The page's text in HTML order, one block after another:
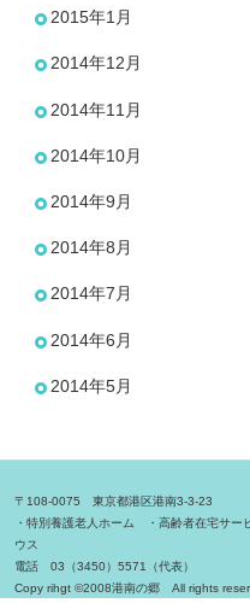
2015年1月
2014年12月
2014年11月
2014年10月
2014年9月
2014年8月
2014年7月
2014年6月
2014年5月
〒108-0075 東京都港区港南3-3-23
・特別養護老人ホーム ・高齢者在宅サ
ウス
電話 03（3450）5571（代表）
Copy rihgt ©2008港南の郷 All rights